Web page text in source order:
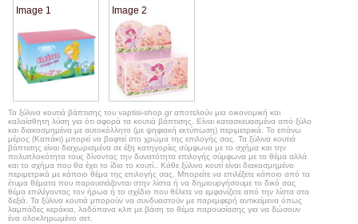
Image 1 Image 2
Τα ξύλινα κουτιά βάπτισης του vaptisi-shop.gr αποτελούν μια οικονομική και
καλαίσθητη λύση για ότι αφορά τα κουτιά βάπτισης. Είναι κατασκευασμένα από ξύλο
και διακοσμημένα με αυτοκόλλητο (με ψηφιακή εκτύπωση) περιμετρικά. Το επάνω
μέρος (Καπάκι) μπορεί να βαφτεί στο χρώμα της επιλογής σας. Τα ξύλινα κουτιά
βάπτισης είναι διαχωρισμένα σε έξη κατηγορίες σύμφωνα με το σχήμα και την
πολυπλοκότητα τους δίνοντας την δυνατότητα επιλογής σύμφωνα με το θέμα αλλά
και το σχήμα που θα έχει το ίδιο το κουτί.. Κάθε ξύλινο κουτί είναι διακοσμημένο
περιμετρικά με κάποιο θέμα της επιλογής σας. Μπορείτε να επιλέξετε κάποιο από τα
έτυμα θέματα που παρουσιάζονται στην λίστα ή να δημιουργήσουμε το δικό σας
θέμα επιλέγοντας τον ήρωα ή το σχέδιο που θέλετε να εμφανίζετε από την λίστα στα
δεξιά. Τα ξύλινα κουτιά μπορούν να συνδυαστούν με παρεμφερή αντικείμενα όπως
λαμπάδες κεράκια, λαδόπανα κλπ με βάση το θέμα παρουσίασης για να δώσουν
ένα ολοκληρωμένο σετ.